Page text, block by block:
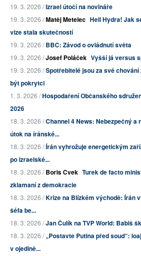
19. 3. 2026 /Izrael útočí na novináře
19. 3. 2026 /Matěj Metelec Heil Hydra! Jak
vize stala skutečností
19. 3. 2026 /BBC: Závod o ovládnutí světa
19. 3. 2026 /Josef Poláček Vyšší já versus
19. 3. 2026 /Spotřebitelé jsou za své
být pokrytci
1. 3. 2026 /Hospodaření Občanského
2026
18. 3. 2026 /Channel 4 News: Nebezpečný a
útok na íránské...
18. 3. 2026 /Írán vyhrožuje energetickým
po izraelské...
18. 3. 2026 /Boris Cvek Turek de facto
zklamaní z demokracie
18. 3. 2026 /Krize na Blízkém východě: Írán
šéfa be...
18. 3. 2026 /Jan Čulík na TVP World: Babiš
18. 3. 2026 /„Postavte Putina před soud“:
v ojedině...